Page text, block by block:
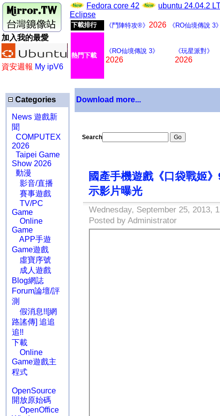
加入我的最愛
資安週報 My ipV6
Fedora core 42
ubuntu 24.04.2
Eclipse
下載排行 《鬥陣特攻®》 2026 《RO仙境傳說 3
熱門下載
《RO仙境傳說 3》
2026
《玩星派對》
2026
Categories
News 遊戲新
聞
COMPUTEX
2026
Taipei Game
Show 2026
動漫
影音/直播
賽事遊戲
TV/PC
Game
Online
Game
APP手遊
Game遊戲
虛寶序號
成人遊戲
Blog網誌
Forum論壇/評
測
假消息!![網
路謠傳] 追追
追!!
下載
Online
Game遊戲主
程式
OpenSource
開放原始碼
OpenOffice
Download more...
Search
國產手機遊戲《口袋戰姬
示影片曝光
Wednesday, September 25, 2013,
Posted by Administrator